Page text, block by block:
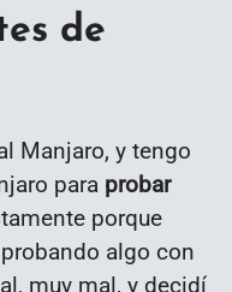
de
Manjaro, y tengo
para probar
porque
algo con
muy mal, y decidí